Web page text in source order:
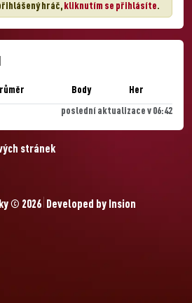
hráč, kliknutím se přihlásíte.
Body Her
poslední aktualizace v 06:42
stránek
© 2026 Developed by Insion